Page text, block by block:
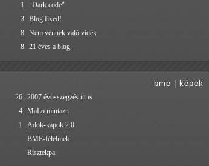
1
"Dark code"
3 Blog fixed!
8 Nem vénnek való vidék
8 21 éves a blog
bme képek
26 2007 évösszegzés itt is
4 MaLo mintazh
1
Adok-kapok 2.0
BME-félelmek
Risztekpa